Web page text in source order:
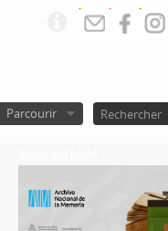
Parcourir